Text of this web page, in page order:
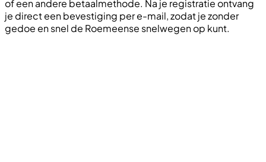
of een andere betaalmethode. Na je registratie ontvang
je direct een bevestiging per e-mail, zodat je zonder
gedoe en snel de Roemeense snelwegen op kunt.